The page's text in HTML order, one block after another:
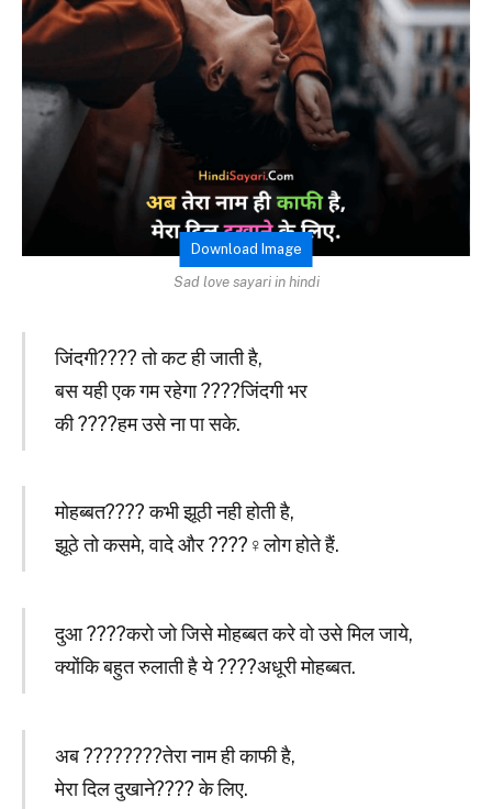
Download Image
Sad love sayari in hindi
जिंदगी???? तो कट ही जाती है,
बस यही एक गम रहेगा ????जिंदगी भर
की ????हम उसे ना पा सके.
मोहब्बत???? कभी झूठी नही होती है,
झूठे तो कसमे, वादे और ????‍♀️लोग होते हैं.
दुआ ????करो जो जिसे मोहब्बत करे वो उसे मिल जाये,
क्योंकि बहुत रुलाती है ये ????अधूरी मोहब्बत.
अब ????‍????तेरा नाम ही काफी है,
मेरा दिल दुखाने???? के लिए.